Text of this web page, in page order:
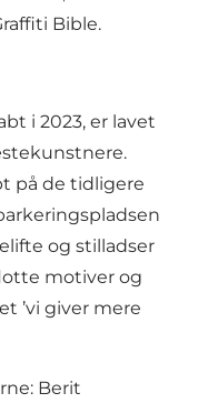
Bible.
i 2023, er lavet
på de tidligere
og stilladser
motiver og
’vi giver mere
Berit